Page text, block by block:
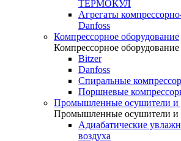
ТЕРМОКУЛ
Агрегаты
Danfoss
Компрессорное оборудование
Компрессорное оборудование
Bitzer
Danfoss
Спиральные
Поршневые
Промышленные осушители и
Промышленные осушители и
Адиабатические
воздуха